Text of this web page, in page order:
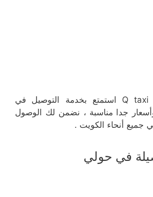
مع كيو تاكسي Q taxi استمتع بخدمة التوصيل في
جدا مناسبة ، نضمن لك الوصول
جميع أنحاء الكويت .
في حولي